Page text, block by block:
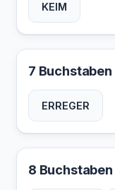
KEIM
7 Buchstaben
ERREGER
8 Buchstaben